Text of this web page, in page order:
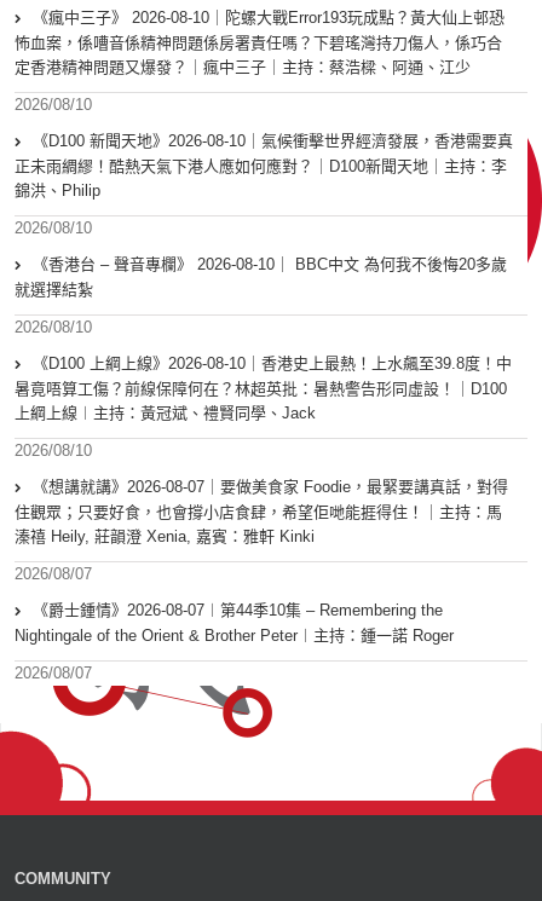
《瘋中三子》 2026-08-10｜陀螺大戰Error193玩成點？黃大仙上邨恐
怖血案，係嘈音係精神問題係房署責任嗎？下碧瑤灣持刀傷人，係巧合
定香港精神問題又爆發？｜瘋中三子｜主持：蔡浩樑、阿通、江少
2026/08/10
《D100 新聞天地》2026-08-10｜氣候衝擊世界經濟發展，香港需要真
正未雨綢繆！酷熱天氣下港人應如何應對？｜D100新聞天地｜主持：李
錦洪、Philip
2026/08/10
《香港台 – 聲音專欄》 2026-08-10｜ BBC中文 為何我不後悔20多歲
就選擇結紮
2026/08/10
《D100 上綱上線》2026-08-10｜香港史上最熱！上水飆至39.8度！中
暑竟唔算工傷？前線保障何在？林超英批：暑熱警告形同虛設！｜D100
上綱上線︱主持：黃冠斌、禮賢同學、Jack
2026/08/10
《想講就講》2026-08-07｜要做美食家 Foodie，最緊要講真話，對得
住觀眾；只要好食，也會撐小店食肆，希望佢哋能捱得住！｜主持：馬
溱禧 Heily, 莊韻澄 Xenia, 嘉賓：雅軒 Kinki
2026/08/07
《爵士鍾情》2026-08-07︱第44季10集 – Remembering the
Nightingale of the Orient & Brother Peter︱主持：鍾一諾 Roger
2026/08/07
COMMUNITY